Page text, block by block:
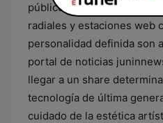
públicos. Emisoras de
radiales y estaciones web
personalidad definida son
portal de noticias
llegar a un share
tecnología de última
cuidado de la estética